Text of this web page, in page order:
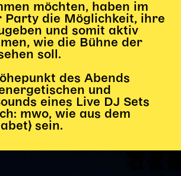
möchten, haben im
Party die Möglichkeit, ihre
und somit aktiv
wie die Bühne der
soll.
des Abends
und
eines Live DJ Sets
mwo, wie aus dem
sein.